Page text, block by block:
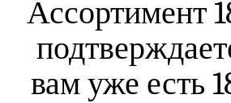
Ассортимент
вам уже есть